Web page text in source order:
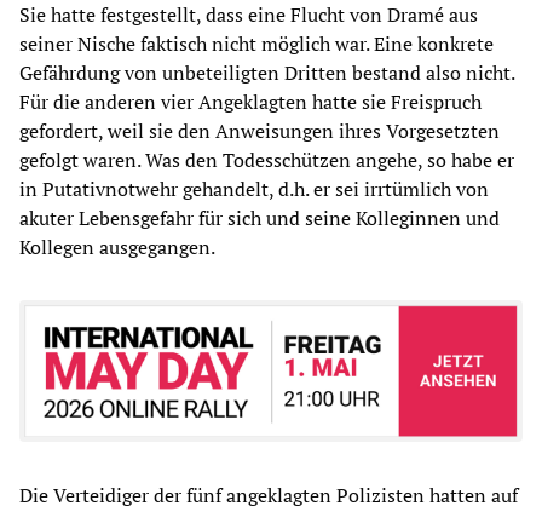
Sie hatte festgestellt, dass eine Flucht von Dramé aus
seiner Nische faktisch nicht möglich war. Eine konkrete
Gefährdung von unbeteiligten Dritten bestand also nicht.
Für die anderen vier Angeklagten hatte sie Freispruch
gefordert, weil sie den Anweisungen ihres Vorgesetzten
gefolgt waren. Was den Todesschützen angehe, so habe er
in Putativnotwehr gehandelt, d.h. er sei irrtümlich von
akuter Lebensgefahr für sich und seine Kolleginnen und
Kollegen ausgegangen.
Die Verteidiger der fünf angeklagten Polizisten hatten auf